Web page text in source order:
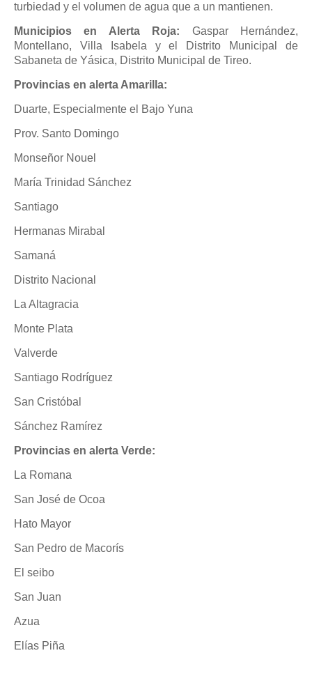
turbiedad y el volumen de agua que a un mantienen.
Municipios en Alerta Roja: Gaspar Hernández,
Montellano, Villa Isabela y el Distrito Municipal de
Sabaneta de Yásica, Distrito Municipal de Tireo.
Provincias en alerta Amarilla:
Duarte, Especialmente el Bajo Yuna
Prov. Santo Domingo
Monseñor Nouel
María Trinidad Sánchez
Santiago
Hermanas Mirabal
Samaná
Distrito Nacional
La Altagracia
Monte Plata
Valverde
Santiago Rodríguez
San Cristóbal
Sánchez Ramírez
Provincias en alerta Verde:
La Romana
San José de Ocoa
Hato Mayor
San Pedro de Macorís
El seibo
San Juan
Azua
Elías Piña